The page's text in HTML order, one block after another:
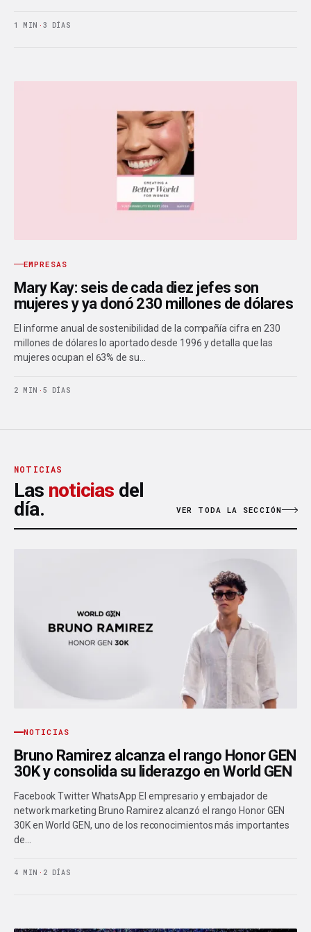
1 MIN · 3 DÍAS
EMPRESAS
Mary Kay: seis de cada diez jefes son
mujeres y ya donó 230 millones de dólares
El informe anual de sostenibilidad de la compañía cifra en 230
millones de dólares lo aportado desde 1996 y detalla que las
mujeres ocupan el 63% de su…
2 MIN · 5 DÍAS
NOTICIAS
Las noticias del
día.
VER TODA LA SECCIÓN
NOTICIAS
Bruno Ramirez alcanza el rango Honor GEN
30K y consolida su liderazgo en World GEN
Facebook Twitter WhatsApp El empresario y embajador de
network marketing Bruno Ramirez alcanzó el rango Honor GEN
30K en World GEN, uno de los reconocimientos más importantes
de…
4 MIN · 2 DÍAS